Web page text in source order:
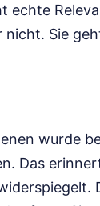
echte
Sie
wurde
Das